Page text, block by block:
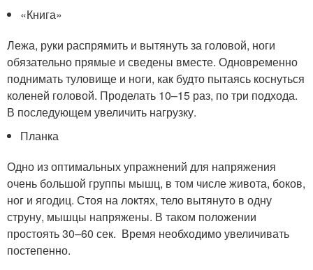
«Книга»
Лежа, руки распрямить и вытянуть за головой, ноги
обязательно прямые и сведены вместе. Одновременно
поднимать туловище и ноги, как будто пытаясь коснуться
коленей головой. Проделать 10–15 раз, по три подхода.
В последующем увеличить нагрузку.
Планка
Одно из оптимальных упражнений для напряжения
очень большой группы мышц, в том числе живота, боков,
ног и ягодиц. Стоя на локтях, тело вытянуто в одну
струну, мышцы напряжены. В таком положении
простоять 30–60 сек. Время необходимо увеличивать
постепенно.